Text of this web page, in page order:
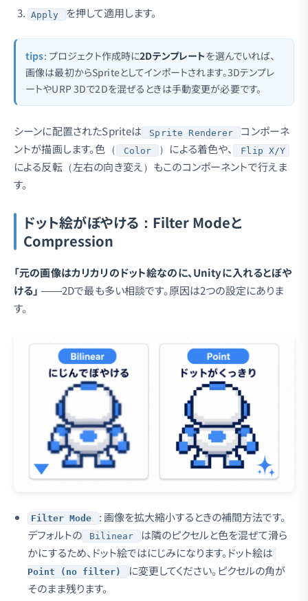
Apply を押して適用します。
tips: プロジェクト作成時に2Dテンプレートを選んでいれば、
画像は最初からSpriteとしてインポートされます。3Dテンプレ
ートやURP 3Dで2Dを混ぜるときは手動変更が必要です。
シーンに配置されたSpriteは Sprite Renderer
コンポーネ
ントが描画します。色（
Color ）による着色や、 Flip X/Y
による反転（左右の向き変え）もこのコンポーネントで行えま
す。
ドット絵がぼやける：Filter Modeと
Compression
「元の画像はカリカリのドット絵なのに、Unityに入れるとぼや
ける」 ——2Dで最も多い相談です。原因は2つの設定にありま
す。
Filter Mode
: 画像を拡大縮小するときの補間方法です。
デフォルトの
Bilinear
は隣のピクセルと色を混ぜて滑ら
かにするため、ドット絵ではにじみになります。ドット絵は
Point (no filter)
に変更してください。ピクセルの角が
そのまま残ります。